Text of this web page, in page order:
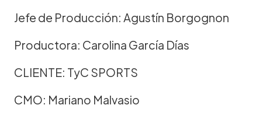
Jefe de Producción: Agustín Borgognon
Productora: Carolina García Días
CLIENTE: TyC SPORTS
CMO: Mariano Malvasio